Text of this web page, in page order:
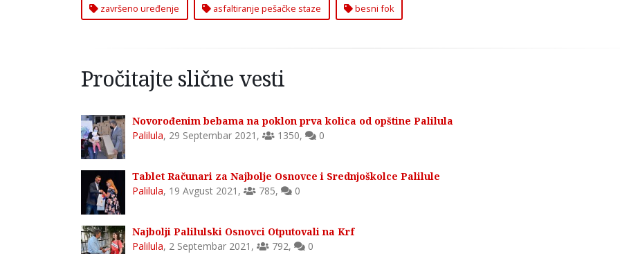
završeno uređenje asfaltiranje pešačke staze besni fok
Pročitajte slične vesti
Novorođenim bebama na poklon prva kolica od opštine Palilula
Palilula, 29 Septembar 2021 , 1350, 0
Tablet Računari za Najbolje Osnovce i Srednjoškolce Palilule
Palilula, 19 Avgust 2021 , 785, 0
Najbolji Palilulski Osnovci Otputovali na Krf
Palilula, 2 Septembar 2021 , 792, 0